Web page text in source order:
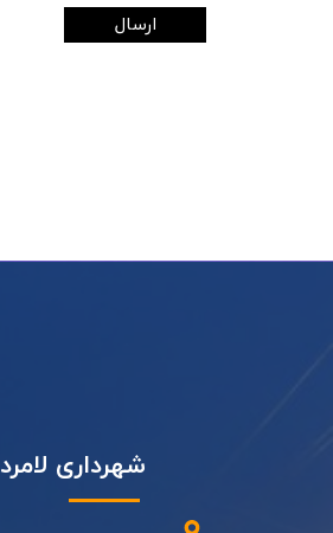
ارسال
شهرداری لامرد